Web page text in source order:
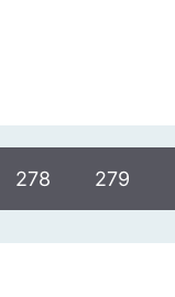
278 279